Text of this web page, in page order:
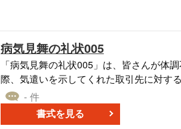
的な協力関係と共同作業の積極的な意向を
後に、文書の形式を通じて、敬意と謝意
ネス環境において、この種の対話は重要
を育む基盤となります。
病気見舞の礼状005
「病気見舞の礼状005」は、皆さんが体
際、気遣いを示してくれた取引先に対す
書化するための方法を提供します。 この書式を用いること
で、感謝の気持ちを形にし、見舞いの心
意を明確に伝えることができます。また
- 件
書式を見る